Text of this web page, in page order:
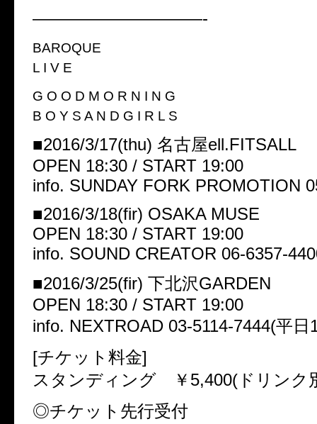
——————————-
BAROQUE
L I V E
G O O D M O R N I N G
B O Y S A N D G I R L S
■2016/3/17(thu) 名古屋ell.FITSALL
OPEN 18:30 / START 19:00
info. SUNDAY FORK PROMOTION
■2016/3/18(fir) OSAKA MUSE
OPEN 18:30 / START 19:00
info. SOUND CREATOR 06-6357-
■2016/3/25(fir) 下北沢GARDEN
OPEN 18:30 / START 19:00
info. NEXTROAD 03-5114-7444(平日
[チケット料金]
スタンディング ￥5,400(ドリンク
◎チケット先行受付